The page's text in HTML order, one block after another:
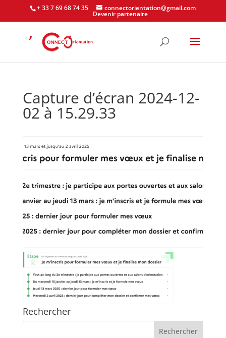
+ 33 7 69 68 74 35 connectorientation@gmail.com
Devenir partenaire
Capture d’écran 2024-12-
02 à 15.29.33
Rechercher